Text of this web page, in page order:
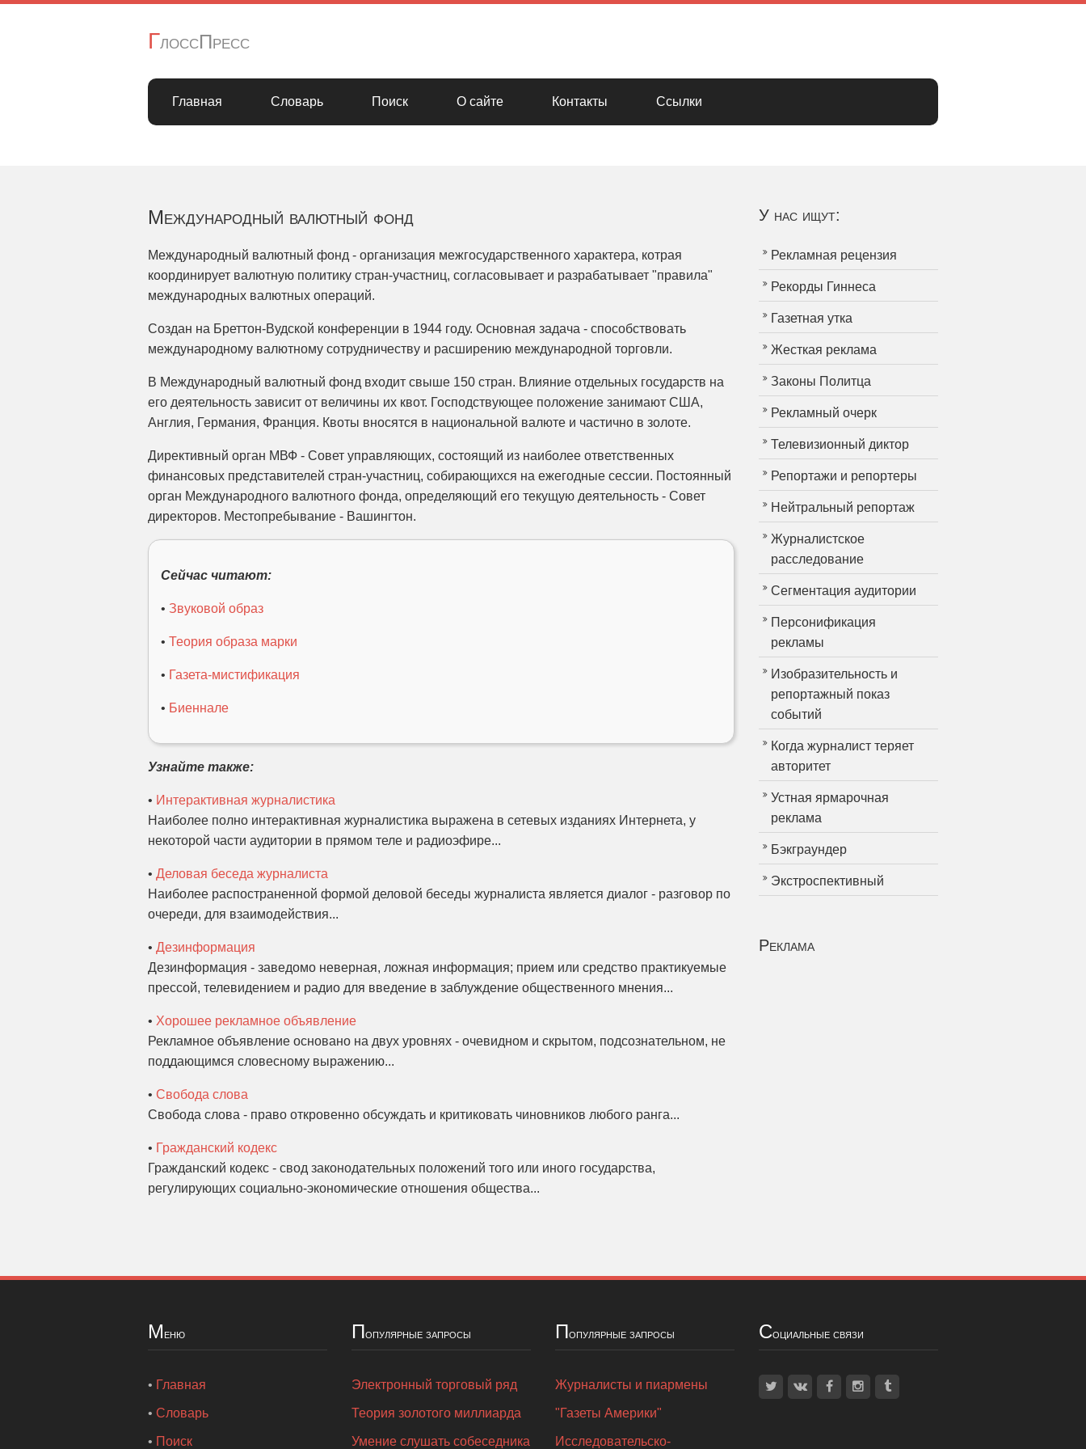
ГлоссПресс
Главная Словарь Поиск О сайте Контакты Ссылки
Международный валютный фонд
Международный валютный фонд - организация межгосударственного характера, котрая
координирует валютную политику стран-участниц, согласовывает и разрабатывает "правила"
международных валютных операций.
Создан на Бреттон-Вудской конференции в 1944 году. Основная задача - способствовать
международному валютному сотрудничеству и расширению международной торговли.
В Международный валютный фонд входит свыше 150 стран. Влияние отдельных государств на
его деятельность зависит от величины их квот. Господствующее положение занимают США,
Англия, Германия, Франция. Квоты вносятся в национальной валюте и частично в золоте.
Директивный орган МВФ - Совет управляющих, состоящий из наиболее ответственных
финансовых представителей стран-участниц, собирающихся на ежегодные сессии. Постоянный
орган Международного валютного фонда, определяющий его текущую деятельность - Совет
директоров. Местопребывание - Вашингтон.
Сейчас читают:
• Звуковой образ
• Теория образа марки
• Газета-мистификация
• Биеннале
Узнайте также:
• Интерактивная журналистика
Наиболее полно интерактивная журналистика выражена в сетевых изданиях Интернета, у
некоторой части аудитории в прямом теле и радиоэфире...
• Деловая беседа журналиста
Наиболее распостраненной формой деловой беседы журналиста является диалог - разговор по
очереди, для взаимодействия...
• Дезинформация
Дезинформация - заведомо неверная, ложная информация; прием или средство практикуемые
прессой, телевидением и радио для введение в заблуждение общественного мнения...
• Хорошее рекламное объявление
Рекламное объявление основано на двух уровнях - очевидном и скрытом, подсознательном, не
поддающимся словесному выражению...
• Свобода слова
Свобода слова - право откровенно обсуждать и критиковать чиновников любого ранга...
• Гражданский кодекс
Гражданский кодекс - свод законодательных положений того или иного государства,
регулирующих социально-экономические отношения общества...
У нас ищут:
Рекламная рецензия
Рекорды Гиннеса
Газетная утка
Жесткая реклама
Законы Политца
Рекламный очерк
Телевизионный диктор
Репортажи и репортеры
Нейтральный репортаж
Журналистское
расследование
Сегментация аудитории
Персонификация
рекламы
Изобразительность и
репортажный показ
событий
Когда журналист теряет
авторитет
Устная ярмарочная
реклама
Бэкграундер
Экстроспективный
Реклама
Меню
• Главная
• Словарь
• Поиск
Популярные запросы
Электронный торговый ряд
Теория золотого миллиарда
Умение слушать собеседника
Популярные запросы
Журналисты и пиармены
"Газеты Америки"
Исследовательско-
Социальные связи